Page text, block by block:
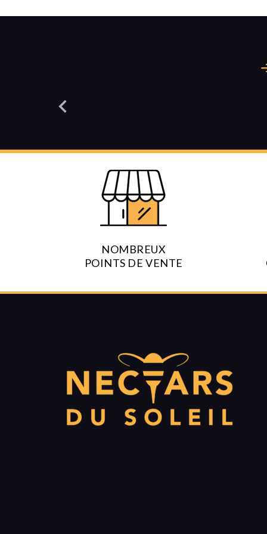
NOMBREUX
POINTS DE VENTE